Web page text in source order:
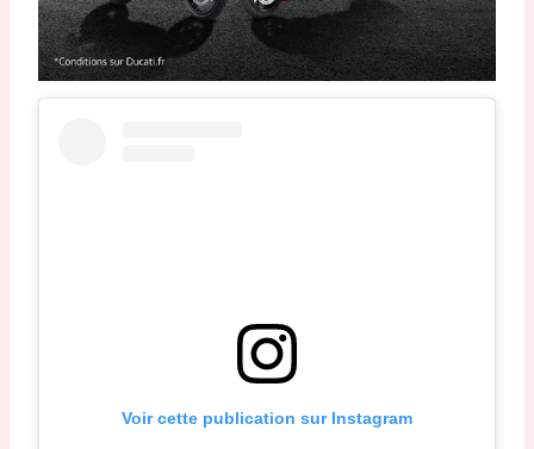
Voir cette publication sur Instagram